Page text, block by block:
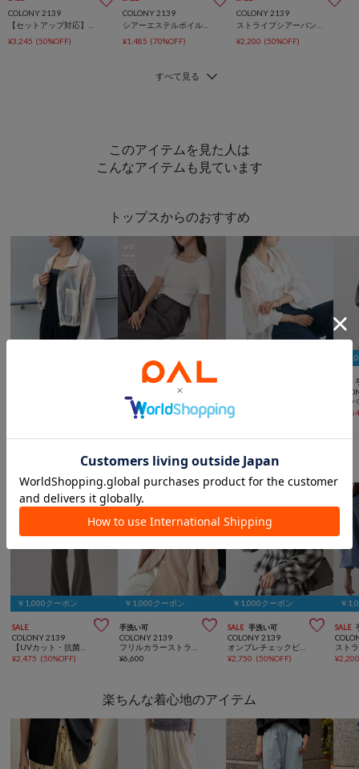
COLONY 2139
【セットアップ対応】ヴィンテージワッシャー半袖ジャケット
¥3,245 (50%OFF)
COLONY 2139
シアーエステルボイルスタンドショートブルゾン
¥1,485 (70%OFF)
COLONY 2139
ストライプシアーバンドカラー長袖シャツ
¥2,200 (50%OFF)
このアイテムを見た人は
こんなアイテムも見ています
トップスからのおすすめ

1,595 (50%OFF)
¥2,695
￥
COLONY 2139からのおすすめ
￥1,000クーポン
SALE 
COLONY 2139
¥2,475 (50%OFF)
￥1,000クーポン
手洗い可 
COLONY 2139
¥6,600
￥1,000クーポン
SALE 手洗い可 
COLONY 2139
オンブレチェックビスチェセットシャツ
¥2,750 (50%OFF)
￥
SALE
¥
楽ちんな着心地のアイテム